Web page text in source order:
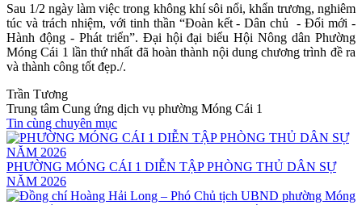
Sau 1/2 ngày làm việc trong không khí sôi nổi, khẩn trương, nghiêm
túc và trách nhiệm, với tinh thần “Đoàn kết - Dân chủ - Đổi mới -
Hành động - Phát triển”. Đại hội đại biểu Hội Nông dân Phường
Móng Cái 1 lần thứ nhất đã hoàn thành nội dung chương trình đề ra
và thành công tốt đẹp./.
Trần Tương
Trung tâm Cung ứng dịch vụ phường Móng Cái 1
Tin cùng chuyên mục
PHƯỜNG MÓNG CÁI 1 DIỄN TẬP PHÒNG THỦ DÂN SỰ
NĂM 2026